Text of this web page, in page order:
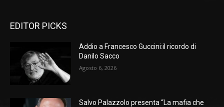
EDITOR PICKS
Addio a Francesco Guccini:il ricordo di
Danilo Sacco
Agosto 6, 2026
Salvo Palazzolo presenta “La mafia che